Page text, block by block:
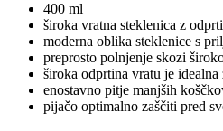
400 ml
široka vratna steklenica z
moderna oblika steklenice s
preprosto polnjenje skozi
široka odprtina vratu je
enostavno pitje manjših
pijačo optimalno zaščiti pred